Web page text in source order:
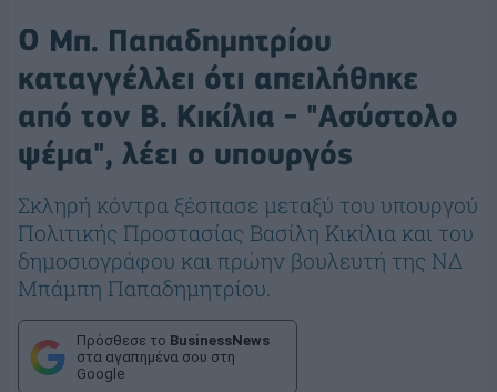
Ο Μπ. Παπαδημητρίου
καταγγέλλει ότι απειλήθηκε
από τον Β. Κικίλια - "Ασύστολο
ψέμα", λέει ο υπουργός
Σκληρή κόντρα ξέσπασε μεταξύ του υπουργού
Πολιτικής Προστασίας Βασίλη Κικίλια και του
δημοσιογράφου και πρώην βουλευτή της ΝΔ
Μπάμπη Παπαδημητρίου.
Πρόσθεσε το BusinessNews
στα αγαπημένα σου στη
Google